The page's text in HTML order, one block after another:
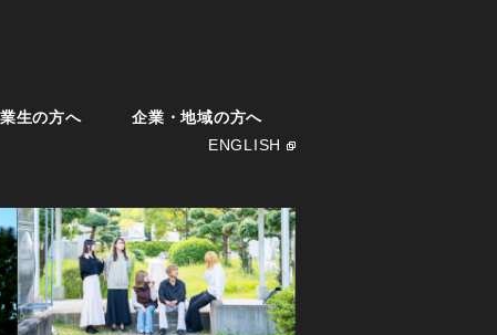
生の方へ
企業・地域の方へ
ENGLISH